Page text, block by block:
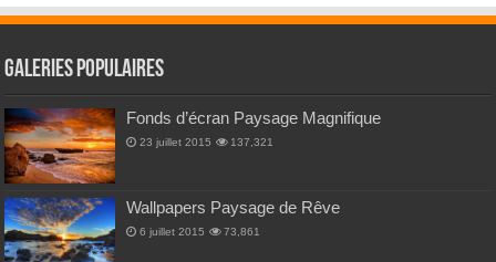
Galeries Populaires
Fonds d’écran Paysage Magnifique
23 juillet 2015 137,321
Wallpapers Paysage de Rêve
6 juillet 2015 73,861